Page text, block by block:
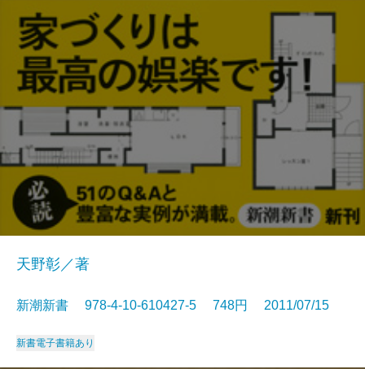
天野彰／著
新潮新書 978-4-10-610427-5 748円 2011/07/15
新書電子書籍あり